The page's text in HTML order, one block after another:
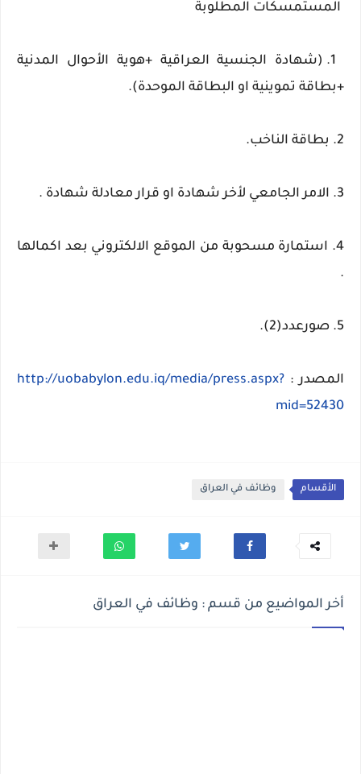
المستمسكات المطلوبة
1. (شهادة الجنسية العراقية +هوية الأحوال المدنية
+بطاقة تموينية او البطاقة الموحدة).
2. بطاقة الناخب.
3. الامر الجامعي لأخر شهادة او قرار معادلة شهادة .
4. استمارة مسحوبة من الموقع الالكتروني بعد اكمالها
.
5. صورعدد(2).
المصدر : http://uobabylon.edu.iq/media/press.aspx?
mid=52430
الأقسام وظائف في العراق
أخر المواضيع من قسم : وظائف في العراق